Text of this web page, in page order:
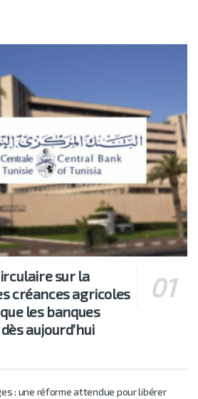
sur la
créances agricoles
les banques
aujourd’hui
: une réforme attendue pour libérer